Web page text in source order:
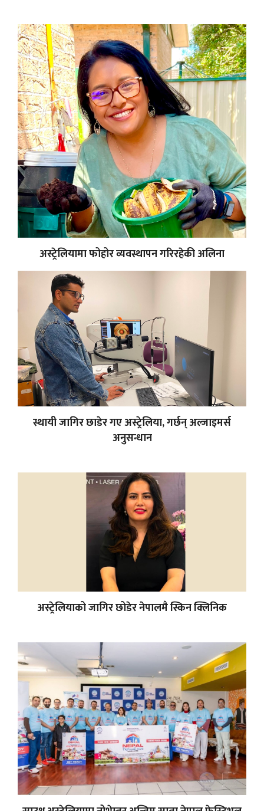
अस्ट्रेलियामा फोहोर व्यवस्थापन गरिरहेकी अलिना
स्थायी जागिर छाडेर गए अस्ट्रेलिया, गर्छन् अल्जाइमर्स
अनुसन्धान
अस्ट्रेलियाको जागिर छोडेर नेपालमै स्किन क्लिनिक